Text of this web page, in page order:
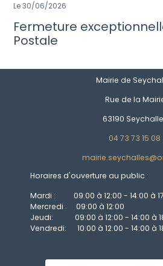
Le 30/06/2026
Fermeture
Postale
Mairie de
Rue de la
63190
04 73 73 15 08
Horaires d'ouverture au public :
Mardi : 09:00 à 12:00 - 14:00 à
Mercredi : 09:00 à 12:00
Jeudi: 09:00 à 12:00 - 14:00 à
Vendredi: 10:00 à 12:00 - 14:00 à